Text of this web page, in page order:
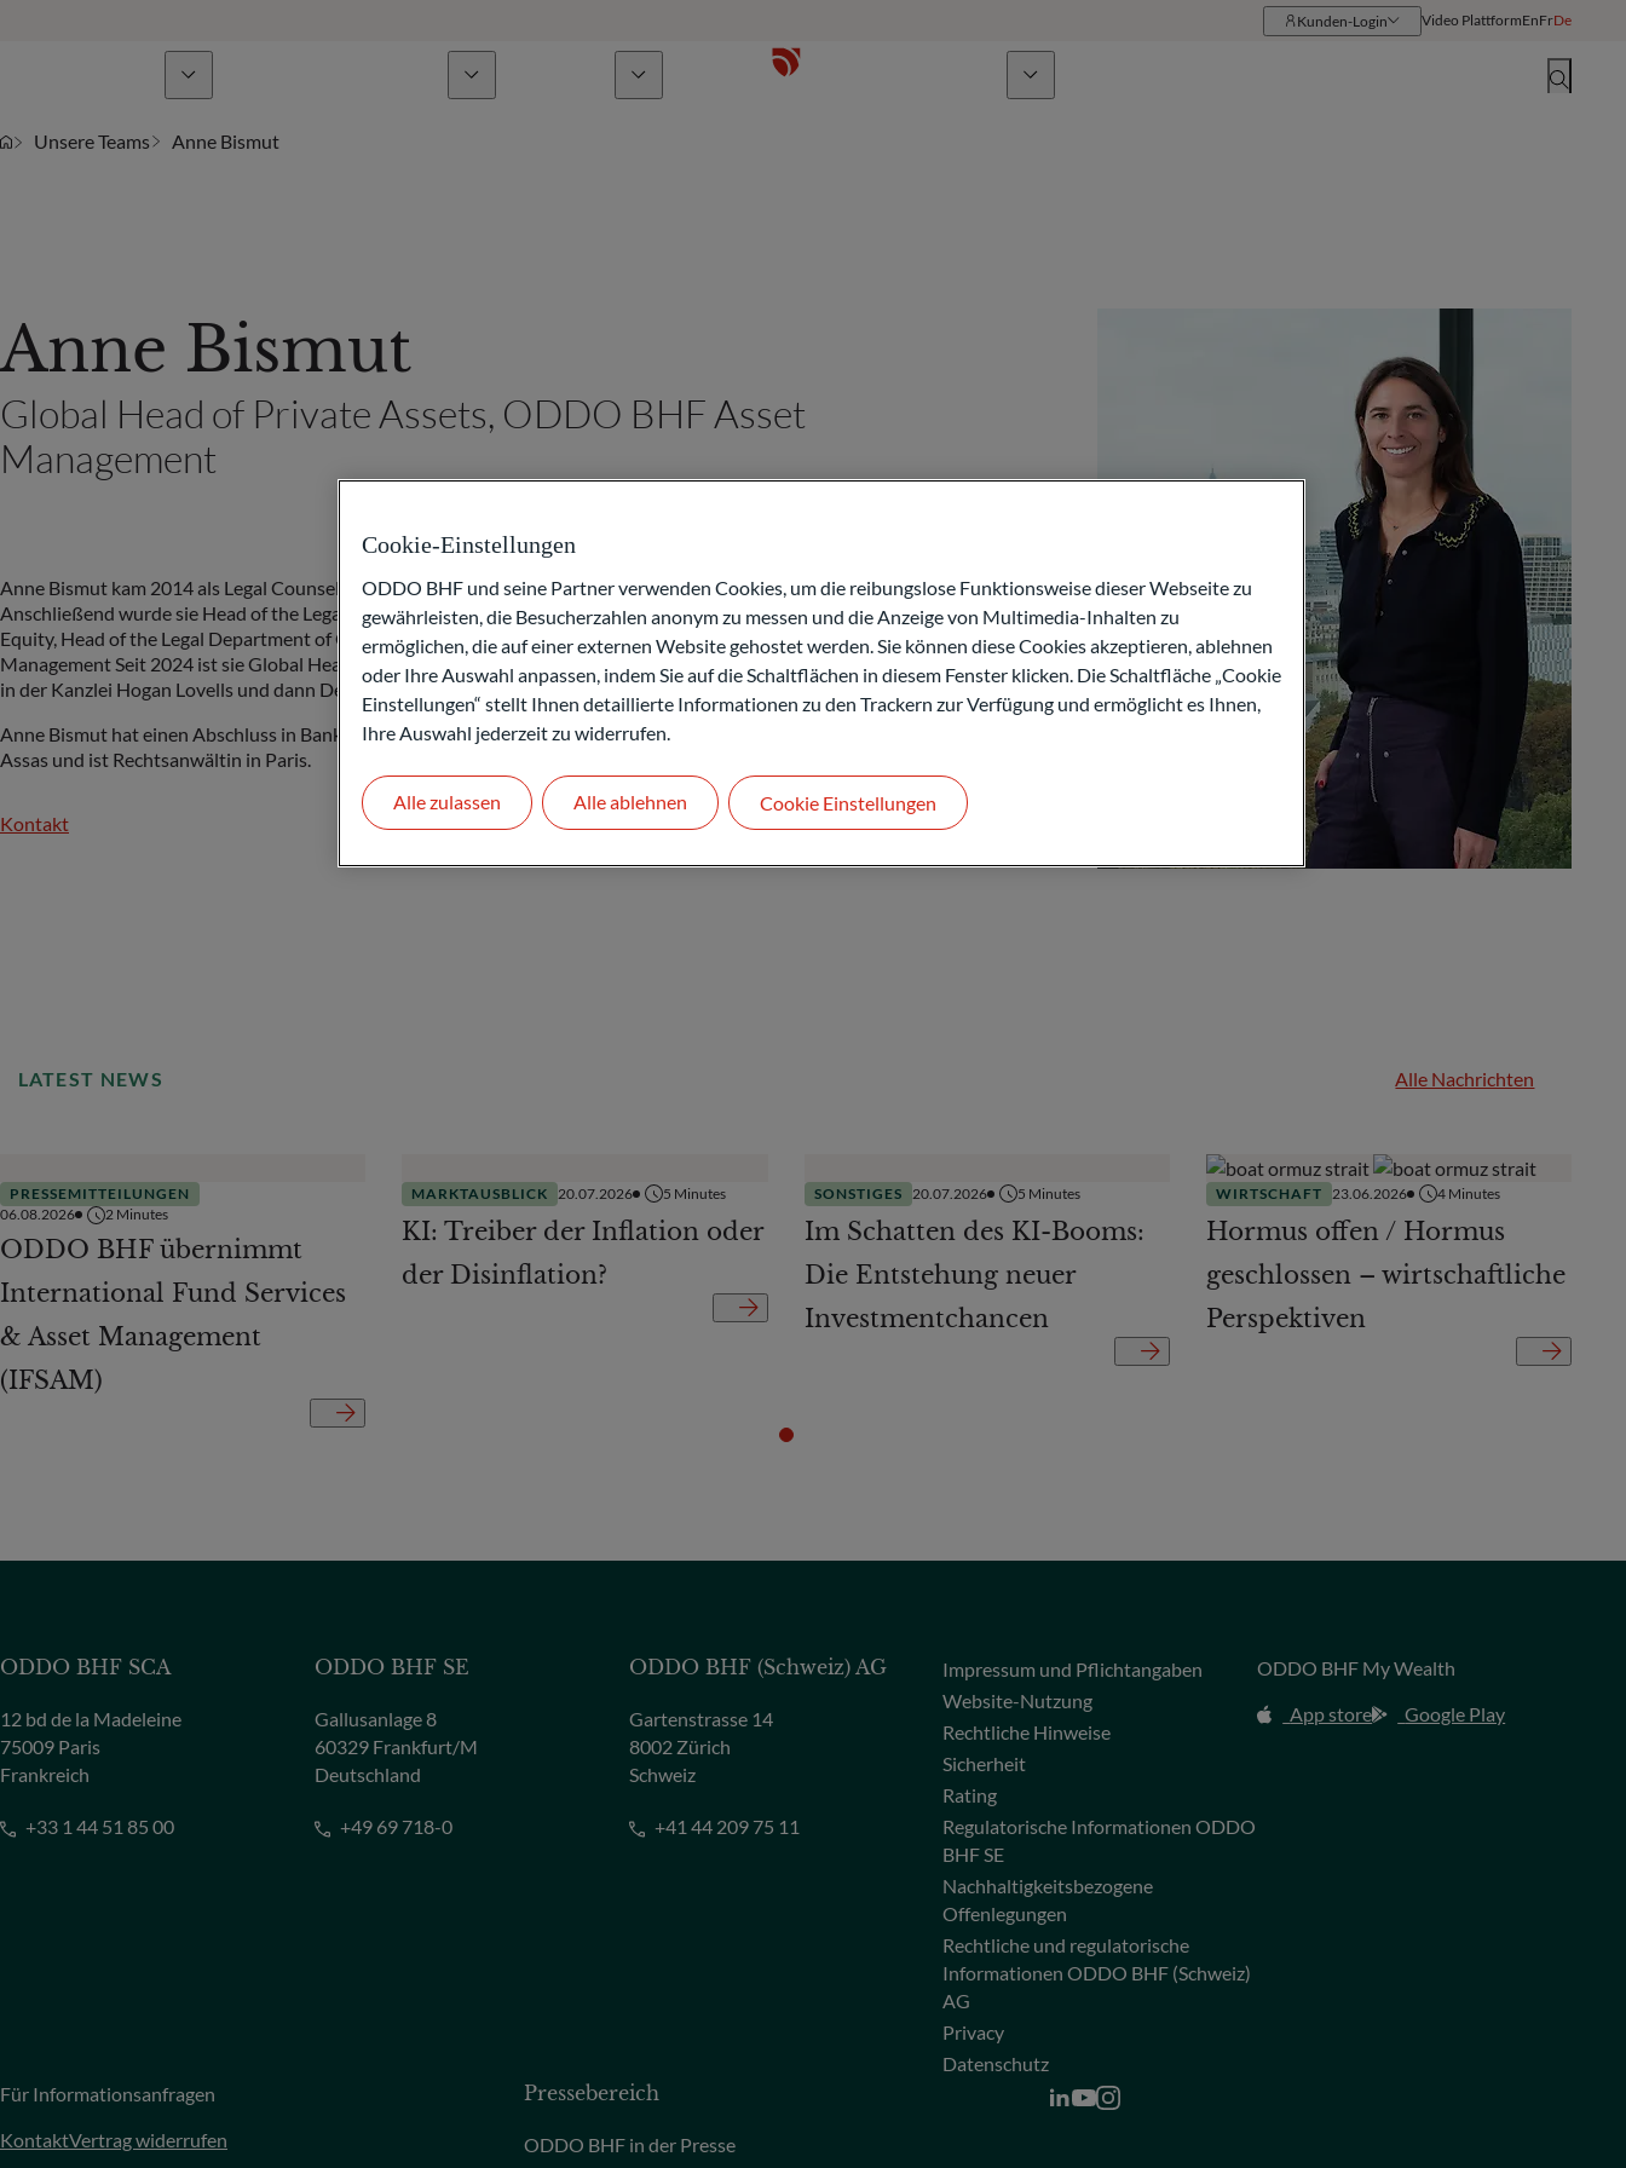
Kunden-Login Video PlattformEnFrDe
Unsere Teams Anne Bismut
Anne Bismut
Global Head of Private Assets, ODDO BHF Asset
Management
Anne Bismut kam 2014 als Legal Counsel Private Wealth Management, IFAs and Asset Servicing zu ODDO BHF.
Anschließend wurde sie Head of the Legal Department ODDO BHF Asset Management & ODDO BHF Private
Equity, Head of the Legal Department of ODDO BHF, und dann Global Head of Operations & Business
Management Seit 2024 ist sie Global Head of Private Assets Bevor sie zu ODDO BHF kam, war sie Rechtsanwältin
in der Kanzlei Hogan Lovells und dann Deputy Rapporteur of the Enforcement Committee bei der AMF.
Anne Bismut hat einen Abschluss in Banken- und Finanzrecht sowie Wirtschaftsrecht der Universität Panthéon-
Assas und ist Rechtsanwältin in Paris.
Kontakt
LATEST NEWS Alle Nachrichten
PRESSEMITTEILUNGEN
06.08.2026
2 Minutes
ODDO BHF übernimmt
International Fund Services
& Asset Management
(IFSAM)
MARKTAUSBLICK 20.07.2026 5 Minutes
KI: Treiber der Inflation oder
der Disinflation?
SONSTIGES 20.07.2026 5 Minutes
Im Schatten des KI-Booms:
Die Entstehung neuer
Investmentchancen
WIRTSCHAFT 23.06.2026 4 Minutes
Hormus offen / Hormus
geschlossen – wirtschaftliche
Perspektiven
ODDO BHF SCA
12 bd de la Madeleine
75009 Paris
Frankreich
+33 1 44 51 85 00
ODDO BHF SE
Gallusanlage 8
60329 Frankfurt/M
Deutschland
+49 69 718-0
ODDO BHF (Schweiz) AG
Gartenstrasse 14
8002 Zürich
Schweiz
+41 44 209 75 11
Impressum und Pflichtangaben
Website-Nutzung
Rechtliche Hinweise
Sicherheit
Rating
Regulatorische Informationen ODDO
BHF SE
Nachhaltigkeitsbezogene
Offenlegungen
Rechtliche und regulatorische
Informationen ODDO BHF (Schweiz)
AG
Privacy
Datenschutz
ODDO BHF My Wealth
App store
Google Play
Für Informationsanfragen
KontaktVertrag widerrufen
Pressebereich
ODDO BHF in der Presse
Cookie-Einstellungen
ODDO BHF und seine Partner verwenden Cookies, um die reibungslose Funktionsweise dieser Webseite zu
gewährleisten, die Besucherzahlen anonym zu messen und die Anzeige von Multimedia-Inhalten zu
ermöglichen, die auf einer externen Website gehostet werden. Sie können diese Cookies akzeptieren, ablehnen
oder Ihre Auswahl anpassen, indem Sie auf die Schaltflächen in diesem Fenster klicken. Die Schaltfläche „Cookie
Einstellungen“ stellt Ihnen detaillierte Informationen zu den Trackern zur Verfügung und ermöglicht es Ihnen,
Ihre Auswahl jederzeit zu widerrufen.
Alle ablehnen
Alle zulassen Cookie Einstellungen